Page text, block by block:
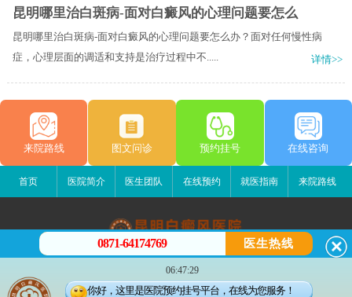
昆明哪里治白斑病-面对白癜风的心理问题要怎么
昆明哪里治白斑病-面对白癜风的心理问题要怎么办？面对任何慢性病
症，心理层面的调适和支持是治疗过程中不.....
详情>>
来院路线 图文问诊 预约挂号 在线咨询
首页 医院简介 医生团队 在线预约 就医指南 来院路线
昆明白癜风医院
昆明市五华区护国路2号
版权所有：昆明白癜风医院
0871-64174769 医生热线
06:47:29
你好，这里是医院预约挂号平台，在线为您服务！